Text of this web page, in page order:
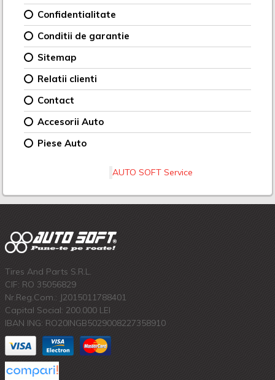
Confidentialitate
Conditii de garantie
Sitemap
Relatii clienti
Contact
Accesorii Auto
Piese Auto
AUTO SOFT Service
Tires And Parts S.R.L.
CIF: RO 35056829
Nr.Reg.Com.: J2015011788401
Capital Social: 200.000 LEI
IBAN ING: RO20INGB5029008227358910